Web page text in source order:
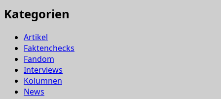
Kategorien
Artikel
Faktenchecks
Fandom
Interviews
Kolumnen
News